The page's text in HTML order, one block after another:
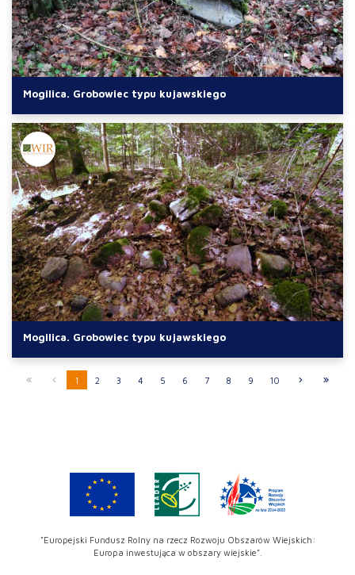
Mogilica. Grobowiec typu kujawskiego
Mogilica. Grobowiec typu kujawskiego
1 2 3 4 5 6 7 8 9 10
"Europejski Fundusz Rolny na rzecz Rozwoju Obszarów Wiejskich:
Europa inwestująca w obszary wiejskie".